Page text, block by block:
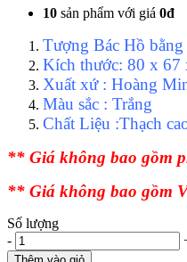
10 sản phẩm với giá 0đ
Tượng Bác Hồ
Kích thước: 80 x 67
Xuất xứ : Hoàng
Màu sắc : Trắng
Chất Liệu :Thạch
** Giá không bao gồm
** Giá không bao gồm
Số lượng
-